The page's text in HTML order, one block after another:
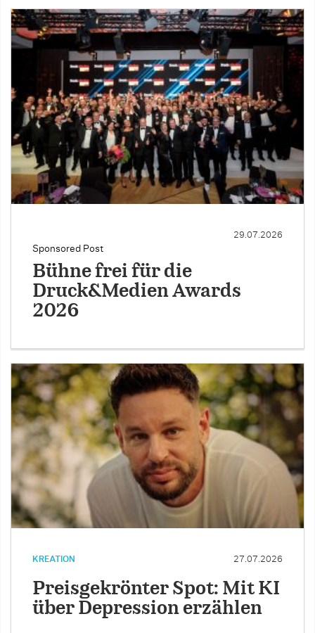
Sponsored Post
29.07.2026
Bühne frei für die
Druck&Medien Awards
2026
KREATION 27.07.2026
Preisgekrönter Spot: Mit KI
über Depression erzählen